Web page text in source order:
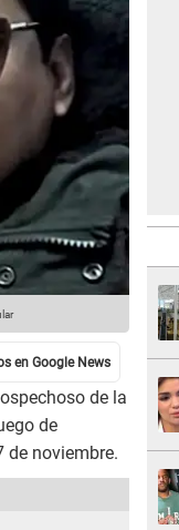
de la
de
de noviembre.